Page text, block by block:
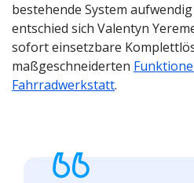
bestehende System
entschied sich Valentyn
sofort einsetzbare
maßgeschneiderten
Fahrradwerkstatt.